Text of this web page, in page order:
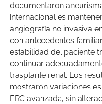
documentaron
internacional es
angiografía no invasiva
con antecedentes
estabilidad del paciente
continuar
trasplante renal. Los
mostraron variaciones
ERC avanzada, sin